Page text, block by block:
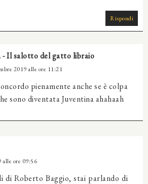
Rispondi
- Il salotto del gatto libraio
2019 alle ore 11:21
pienamente anche se è colpa
sono diventata Juventina ahahaah
alle ore 09:56
di Roberto Baggio, stai parlando di